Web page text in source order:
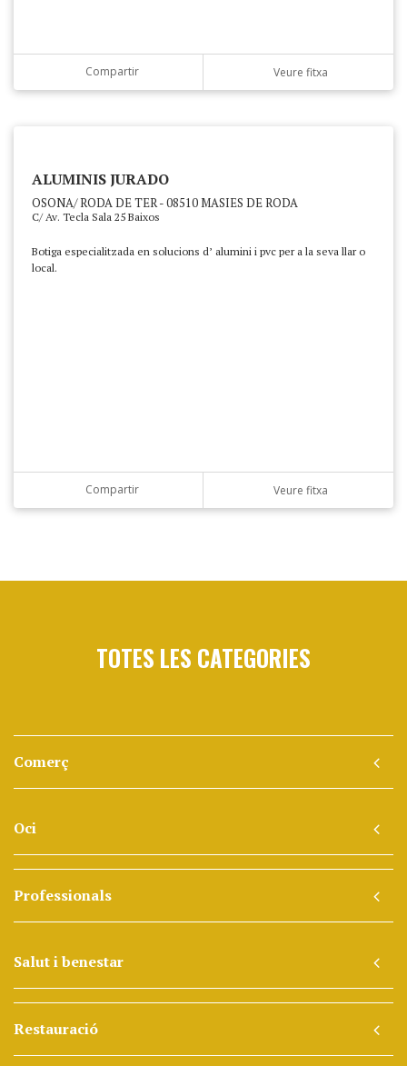
Compartir Veure fitxa
ALUMINIS JURADO
OSONA/ RODA DE TER - 08510 MASIES DE RODA
C/ Av. Tecla Sala 25 Baixos
Botiga especialitzada en solucions d’ alumini i pvc per a la seva llar o
local.
Compartir Veure fitxa
TOTES LES CATEGORIES
Comerç
Oci
Professionals
Salut i benestar
Restauració